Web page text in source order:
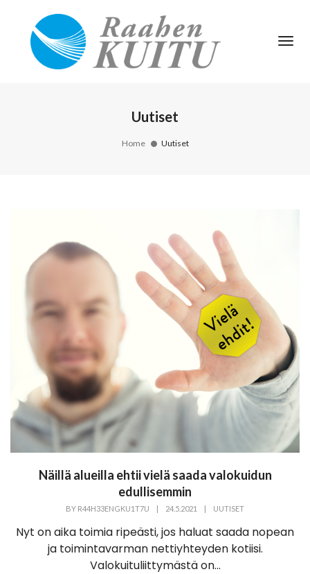
Uutiset
Home Uutiset
Näillä alueilla ehtii vielä saada valokuidun
edullisemmin
BY R44H33ENGKU1T7U | 24.5.2021 | UUTISET
Nyt on aika toimia ripeästi, jos haluat saada nopean
ja toimintavarman nettiyhteyden kotiisi.
Valokuituliittymästä on...